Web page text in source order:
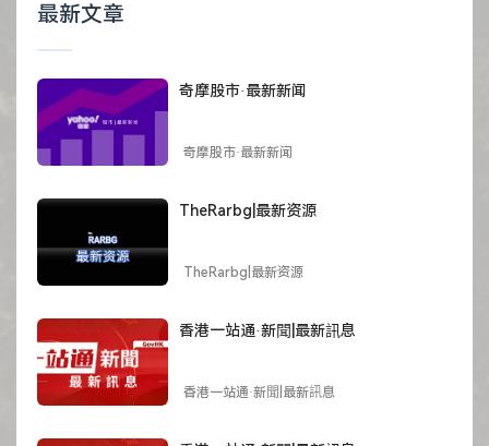
最新文章
奇摩股市·最新新闻
奇摩股市·最新新闻
TheRarbg|最新资源
TheRarbg|最新资源
香港一站通·新聞|最新訊息
香港一站通·新聞|最新訊息